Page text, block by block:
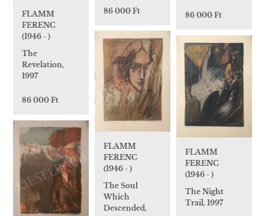
86 000 Ft
86 000 Ft
FLAMM
FERENC
(1946 - )
The
Revelation,
1997
86 000 Ft
FLAMM
FERENC
(1946 - )
The Soul
Which
Descended,
FLAMM
FERENC
(1946 - )
The Night
Trail, 1997